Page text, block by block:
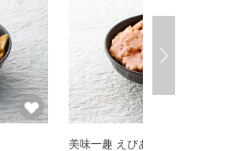
美味一趣 えびあられ